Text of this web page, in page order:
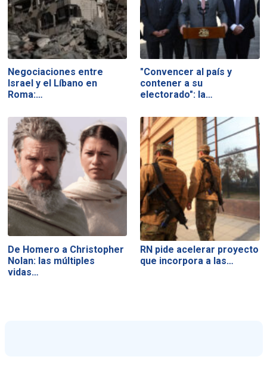
Negociaciones entre
Israel y el Líbano en
Roma:…
"Convencer al país y
contener a su
electorado": la…
De Homero a Christopher
Nolan: las múltiples
vidas…
RN pide acelerar proyecto
que incorpora a las…